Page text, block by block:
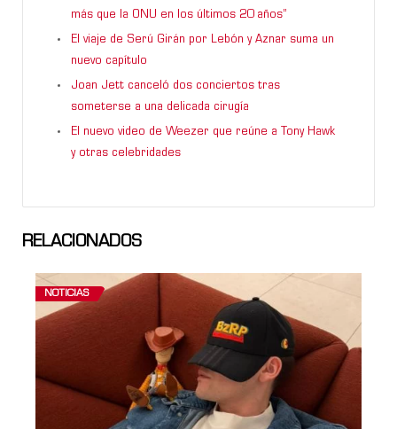
más que la ONU en los últimos 20 años”
El viaje de Serú Girán por Lebón y Aznar suma un
nuevo capítulo
Joan Jett canceló dos conciertos tras
someterse a una delicada cirugía
El nuevo video de Weezer que reúne a Tony Hawk
y otras celebridades
RELACIONADOS
NOTICIAS